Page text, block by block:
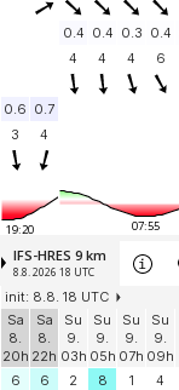
0.4 0.4 0.3 0.4
4
4 4 6
0.6 0.7
3
4
19:20 07:55
IFS-HRES 9 km
8.8. 2026 18 UTC
init: 8.8. 18 UTC
Sa
8.
20h
Sa
8.
22h
Su
9.
03h
Su
9.
05h
Su
9.
07h
Su
9.
09h
6
6 2 8 1 4